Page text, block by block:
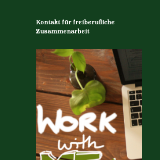
Kontakt für freiberufliche
Zusammenarbeit